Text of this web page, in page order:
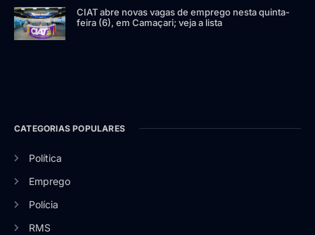
CIAT abre novas vagas de emprego nesta quinta-
feira (6), em Camaçari; veja a lista
CATEGORIAS POPULARES
Política
Emprego
Polícia
RMS